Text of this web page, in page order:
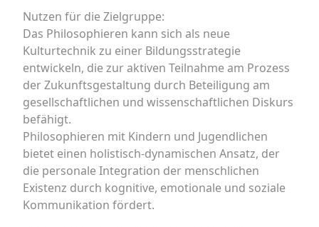
Nutzen für die Zielgruppe:
Das Philosophieren kann sich als neue
Kulturtechnik zu einer Bildungsstrategie
entwickeln, die zur aktiven Teilnahme am Prozess
der Zukunftsgestaltung durch Beteiligung am
gesellschaftlichen und wissenschaftlichen Diskurs
befähigt.
Philosophieren mit Kindern und Jugendlichen
bietet einen holistisch-dynamischen Ansatz, der
die personale Integration der menschlichen
Existenz durch kognitive, emotionale und soziale
Kommunikation fördert.